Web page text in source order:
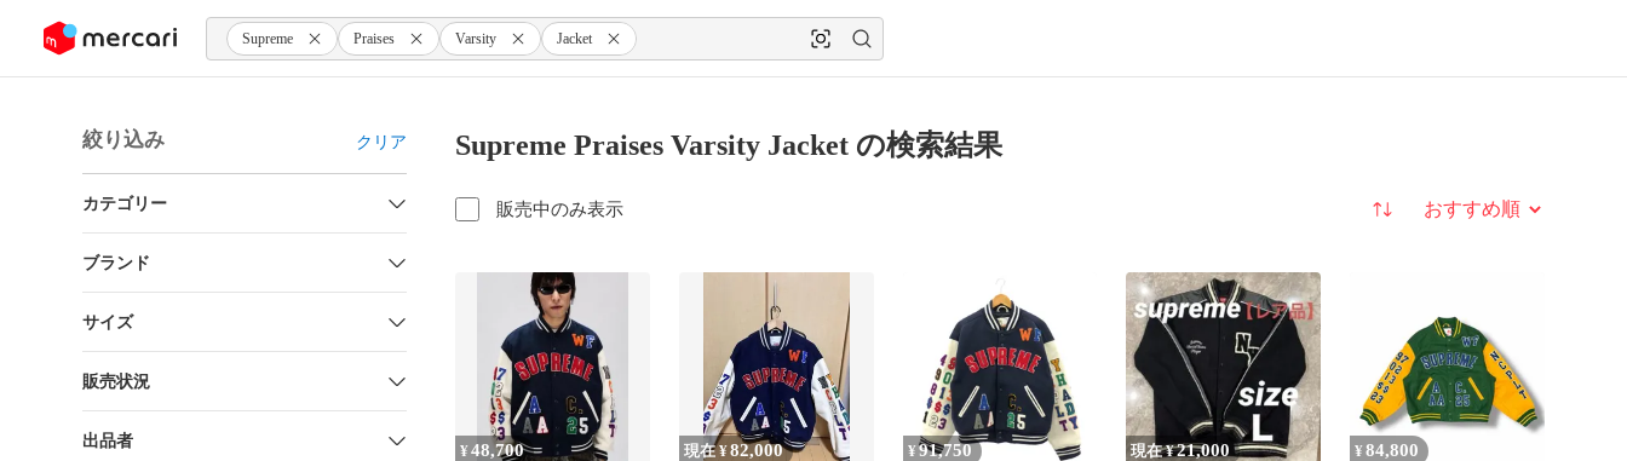
ツにスキップ Supreme Praises Varsity Jacket
絞り込み クリア
カテゴリー
ブランド
サイズ
販売状況
出品者
Supreme Praises Varsity Jacket の検索結果
販売中のみ表示 並び替え
¥48,700 現在 ¥82,000 ¥91,750 現在 ¥21,000 ¥ 84,800